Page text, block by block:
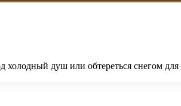
душ или обтереться снегом